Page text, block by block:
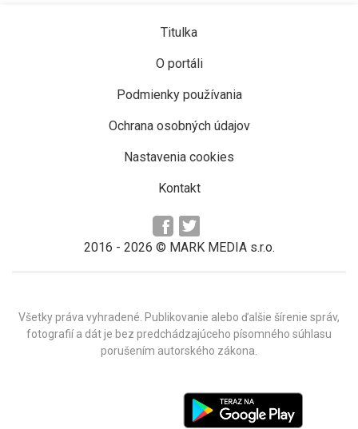
Titulka
O portáli
Podmienky používania
Ochrana osobných údajov
Nastavenia cookies
Kontakt
2016 - 2026 © MARK MEDIA s.r.o.
Všetky práva vyhradené. Publikovanie alebo ďalšie šírenie správ,
fotografií a dát je bez predchádzajúceho písomného súhlasu
porušením autorského zákona.